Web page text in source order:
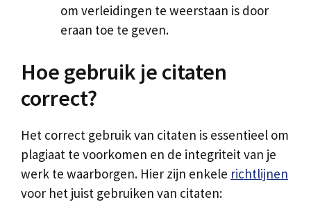
om verleidingen te weerstaan is door
eraan toe te geven.
Hoe gebruik je citaten
correct?
Het correct gebruik van citaten is essentieel om
plagiaat te voorkomen en de integriteit van je
werk te waarborgen. Hier zijn enkele richtlijnen
voor het juist gebruiken van citaten: